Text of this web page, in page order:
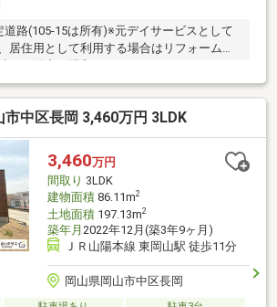
路(105-15は所有)※元デイサービスとして
居住用として利用する場合はリフォームが
いたします。高い技術力とデザイン力で失
実現。中古物件をリノベ・リフォームで蘇
用とリノベ工事費用を一緒にローンで組む
デリングでリフォームの完成予想図を立体
替え・購入+リノベーションなど、お気軽
問い合わせは【086-250-9005】または資料
から。
市中区長岡 3,460万円 3LDK
3,460万円
間取り 3LDK
建物面積86.11m2
土地面積197.13m2
築年月 2022年12月(築3年9ヶ月)
ＪＲ山陽本線 東岡山駅 徒歩11分
岡山県岡山市中区長岡